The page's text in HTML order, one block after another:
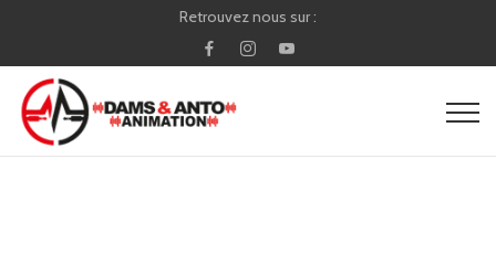
Retrouvez nous sur :